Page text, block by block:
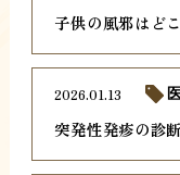
子供の風邪はど
突発性発疹の診
2026.01.13